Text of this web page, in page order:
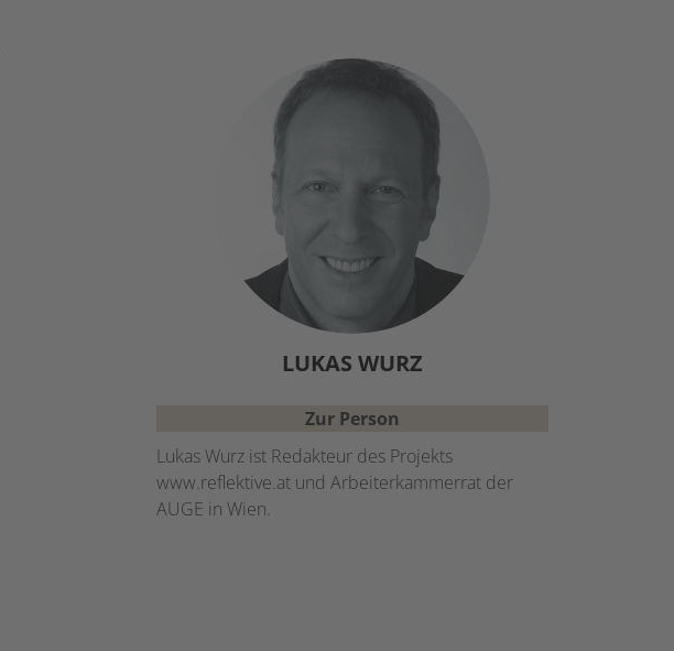
LUKAS WURZ
Zur Person
Lukas Wurz ist Redakteur des Projekts
www.reflektive.at und Arbeiterkammerrat der
AUGE in Wien.